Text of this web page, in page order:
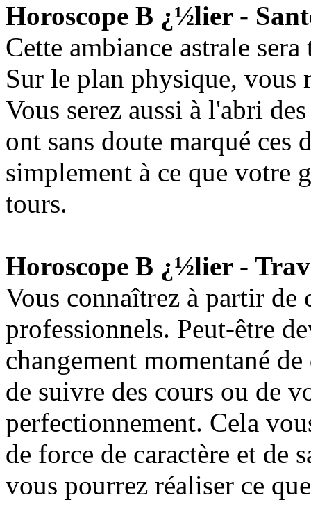
Horoscope B ¿½lier -
Cette ambiance astrale
Sur le plan physique, vous
Vous serez aussi à l'abri
ont sans doute marqué ces
simplement à ce que votre
tours.
Horoscope B ¿½lier -
Vous connaîtrez à partir de
professionnels. Peut-être
changement momentané
de suivre des cours ou de
perfectionnement. Cela
de force de caractère et de
vous pourrez réaliser ce